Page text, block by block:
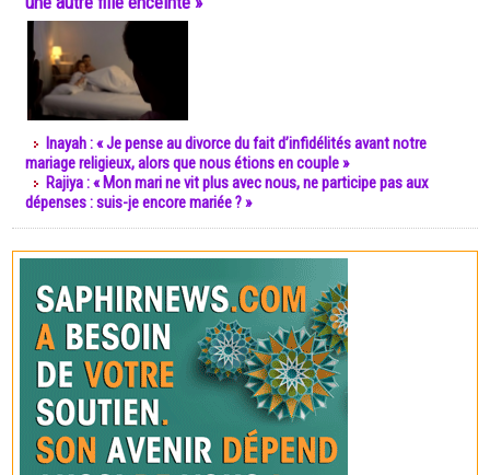
Inayah : « Je pense au divorce du fait d’infidélités avant notre
mariage religieux, alors que nous étions en couple »
Rajiya : « Mon mari ne vit plus avec nous, ne participe pas aux
dépenses : suis-je encore mariée ? »